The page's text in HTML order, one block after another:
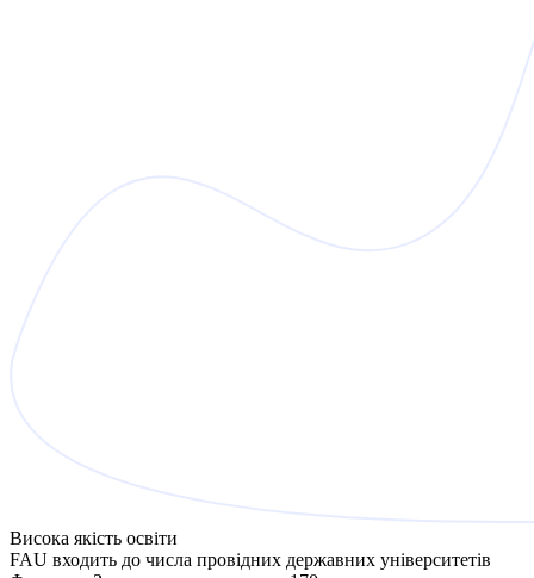
Висока якість освіти
FAU входить до числа провідних державних університетів